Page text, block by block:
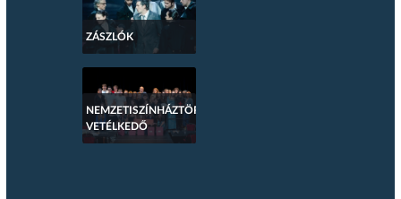
ZÁSZLÓK
NEMZETISZÍNHÁZTÖRTÉNETI
VETÉLKEDŐ